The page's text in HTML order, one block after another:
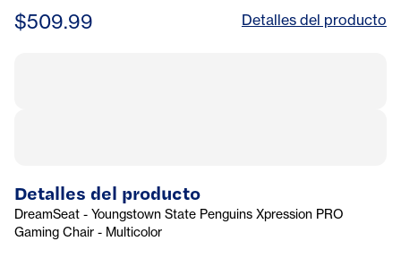
$509.99 Detalles del producto
Detalles del producto
DreamSeat - Youngstown State Penguins Xpression PRO
Gaming Chair - Multicolor